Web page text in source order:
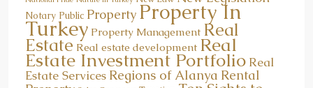
Notary Public Property Property In
Turkey Property Management Real
Estate Real estate development Real
Estate Investment Portfolio Real
Estate Services Regions of Alanya Rental